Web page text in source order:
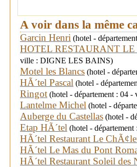
A voir dans la même
Garcin Henri (hotel -
HOTEL RESTAURANT
ville : DIGNE LES BAINS)
Motel les Blancs (hotel -
HÃ´tel Pascal (hotel -
Ringot (hotel - département : 04
Lantelme Michel (hotel -
Auberge du Castellas (hotel -
Etap HÃ´tel (hotel -
HÃ´tel Restaurant Le
HÃ´tel Le Mas du Pont
HÃ´tel Restaurant Soleil des